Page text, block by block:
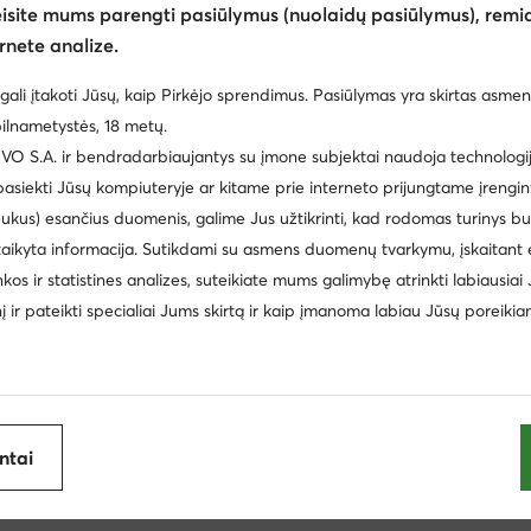
Reebok Pusbačiai moterims Go Soft Žemi
New Balance
Bateliai moterims Lasocki Batai moterims DeeZee
Batai moterims Nike Espadrilės moterims
Sergio Bardi Juicy Couture
Daniel Wellington Frozen
DC Shoes Kappa
mums parengti pasiūlymus (nuolaidų pasiūlymus),
analize.
įtakoti Jūsų, kaip Pirkėjo sprendimus. Pasiūlymas yra skirtas
18 metų.
S.A. ir bendradarbiaujantys su įmone subjektai naudoja
Jūsų kompiuteryje ar kitame prie interneto prijungtame
esančius duomenis, galime Jus užtikrinti, kad rodomas turinys
informacija. Sutikdami su asmens duomenų tvarkymu, įskaitant
ir statistines analizes, suteikiate mums galimybę atrinkti labiausiai
ir pateikti specialiai Jums skirtą ir kaip įmanoma labiau Jūsų